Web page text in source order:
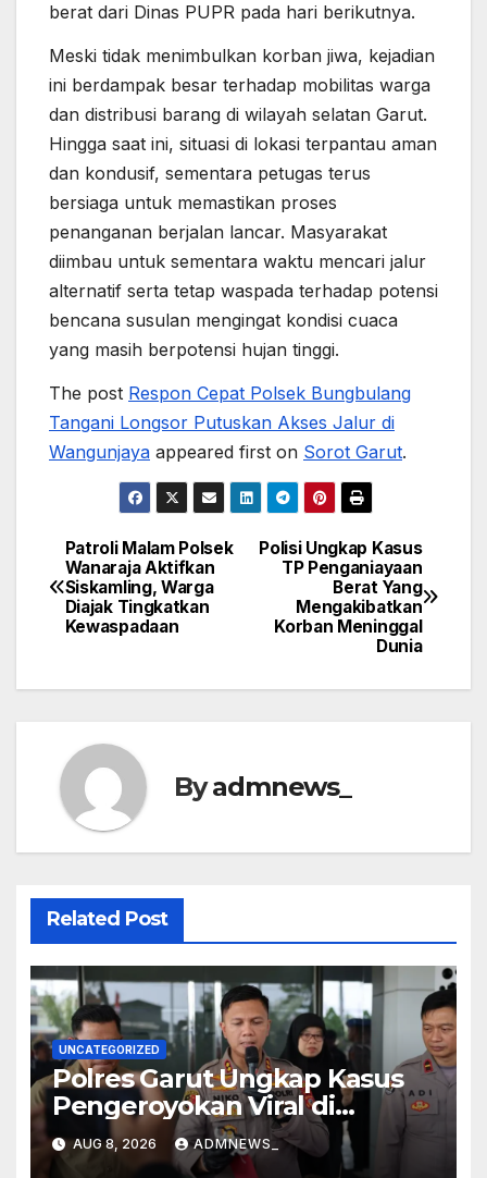
berat dari Dinas PUPR pada hari berikutnya.
Meski tidak menimbulkan korban jiwa, kejadian
ini berdampak besar terhadap mobilitas warga
dan distribusi barang di wilayah selatan Garut.
Hingga saat ini, situasi di lokasi terpantau aman
dan kondusif, sementara petugas terus
bersiaga untuk memastikan proses
penanganan berjalan lancar. Masyarakat
diimbau untuk sementara waktu mencari jalur
alternatif serta tetap waspada terhadap potensi
bencana susulan mengingat kondisi cuaca
yang masih berpotensi hujan tinggi.
The post Respon Cepat Polsek Bungbulang
Tangani Longsor Putuskan Akses Jalur di
Wangunjaya appeared first on Sorot Garut.
Post
navigation
Polisi Ungkap Kasus
TP Penganiayaan
Berat Yang
Mengakibatkan
Korban Meninggal
Dunia
Patroli Malam Polsek
Wanaraja Aktifkan
Siskamling, Warga
Diajak Tingkatkan
Kewaspadaan
Byadmnews_
Related Post
UNCATEGORIZED
Polres Garut Ungkap Kasus
Pengeroyokan Viral di
Tarogong Kaler, Berawal dari
Knalpot Brong
AUG 8, 2026 ADMNEWS_